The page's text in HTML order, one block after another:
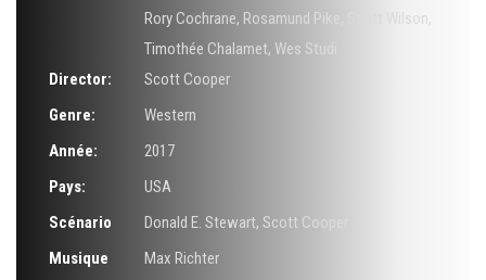
Rory Cochrane, Rosamund Pike Scott Wilson,
Timothée Chalamet, Wes Studi
Director:
Scott Cooper
Genre:
Western
Année:
2017
Pays:
USA
Scénario
Donald E. Stewart, Scott Cooper
Musique
Max Richter